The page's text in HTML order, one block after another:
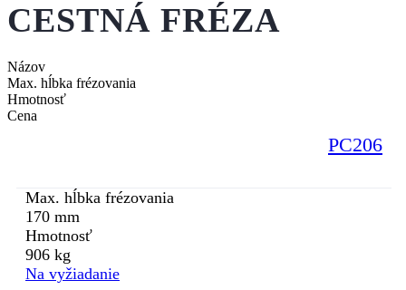
CESTNÁ FRÉZA
Názov
Max. hĺbka frézovania
Hmotnosť
Cena
PC206
Max. hĺbka frézovania
170 mm
Hmotnosť
906 kg
Na vyžiadanie